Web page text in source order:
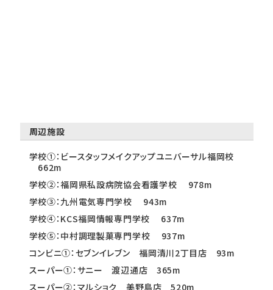
周辺施設
学校①：ビースタッフメイクアップユニバーサル福岡校
662m
学校②：福岡県私設病院協会看護学校 978m
学校③：九州電気専門学校 943m
学校④：KCS福岡情報専門学校 637m
学校⑤：中村調理製菓専門学校 937m
コンビニ①：セブンイレブン 福岡清川2丁目店 93m
スーパー①：サニー 渡辺通店 365m
スーパー②：マルショク 美野島店 520m